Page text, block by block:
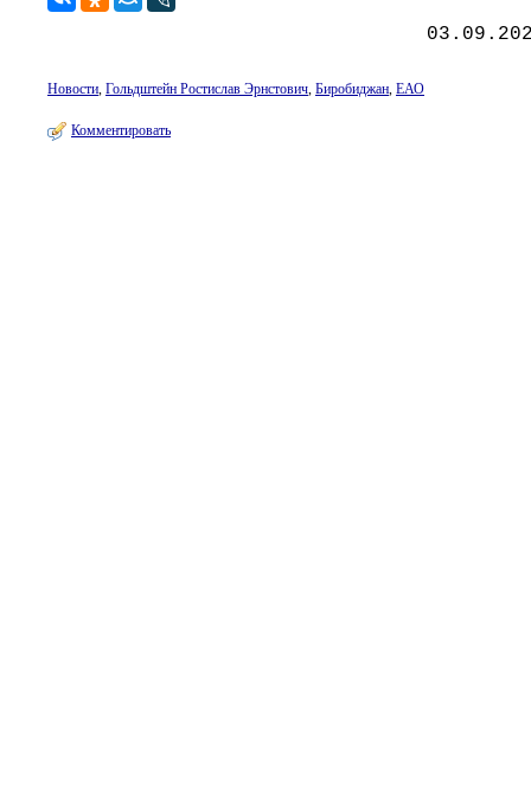
Новости, Гольдштейн Ростислав Эрнстович, Биробиджан, ЕАО
Комментировать